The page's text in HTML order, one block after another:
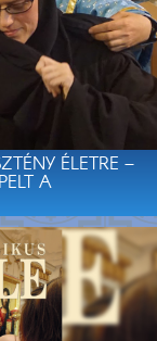
ÉLETRE –
A